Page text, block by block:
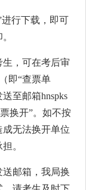
行下载，即可
，可在考后审
即“查票单
至邮箱hnspks
换开”。如不按
无法换开单位
。
邮箱，我局换